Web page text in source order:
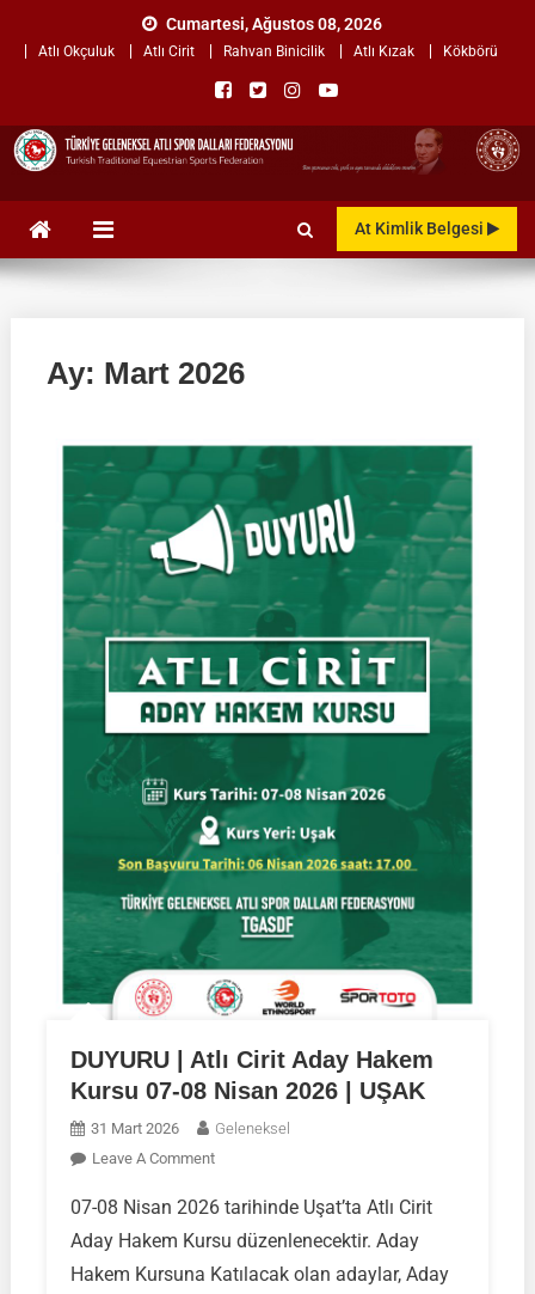
Cumartesi, Ağustos 08, 2026
Atlı Okçuluk Atlı Cirit Rahvan Binicilik Atlı Kızak Kökbörü
TÜRKİYE GELENEKSEL ATLI
SPOR DALLARIAt Kimlik Belgesi
Ay: Mart 2026
DUYURU | Atlı Cirit Aday Hakem
Kursu 07-08 Nisan 2026 | UŞAK
31 Mart 2026
Geleneksel
Leave A CommentOn
|
Atlı
Cirit
07-08 Nisan 2026 tarihinde Uşat’ta Atlı Cirit
Aday Hakem Kursu düzenlenecektir. Aday
Hakem Kursuna Katılacak olan adaylar, Aday